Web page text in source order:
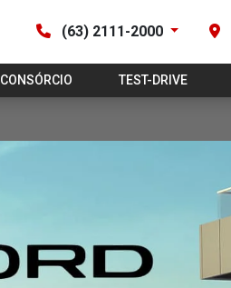
(63) 2111-2000
CONSÓRCIO TEST-DRIVE